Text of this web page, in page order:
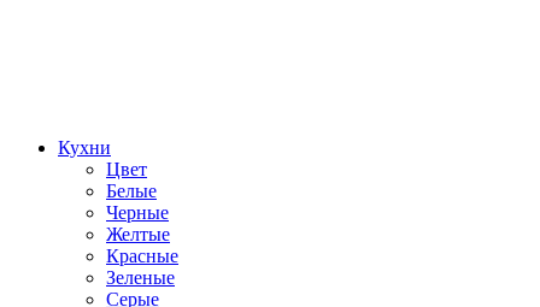
Кухни
Цвет
Белые
Черные
Желтые
Красные
Зеленые
Серые